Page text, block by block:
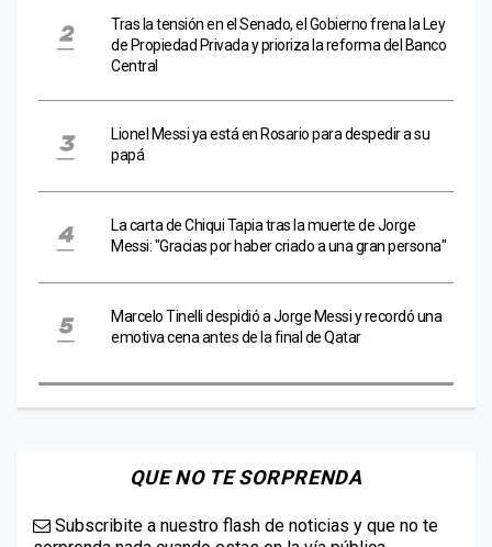
Tras la tensión en el Senado, el Gobierno frena la Ley
de Propiedad Privada y prioriza la reforma del Banco
Central
Lionel Messi ya está en Rosario para despedir a su
papá
La carta de Chiqui Tapia tras la muerte de Jorge
Messi: "Gracias por haber criado a una gran persona"
Marcelo Tinelli despidió a Jorge Messi y recordó una
emotiva cena antes de la final de Qatar
QUE NO TE SORPRENDA
Subscribite a nuestro flash de noticias y que no te